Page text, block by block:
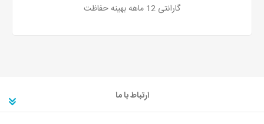
گارانتی 12 ماهه بهینه حفاظت
ارتباط با ما